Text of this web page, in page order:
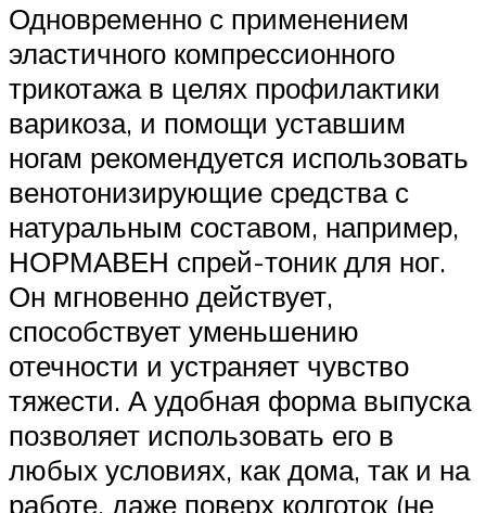
Одновременно с применением
эластичного компрессионного
трикотажа в целях профилактики
варикоза, и помощи уставшим
ногам рекомендуется использовать
венотонизирующие средства с
натуральным составом, например,
НОРМАВЕН спрей-тоник для ног.
Он мгновенно действует,
способствует уменьшению
отечности и устраняет чувство
тяжести. А удобная форма выпуска
позволяет использовать его в
любых условиях, как дома, так и на
работе, даже поверх колготок (не